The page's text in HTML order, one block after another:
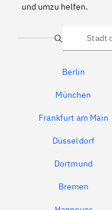
und umzu helfen.
Suche
Berlin
München
Frankfurt am Main
Düsseldorf
Dortmund
Bremen